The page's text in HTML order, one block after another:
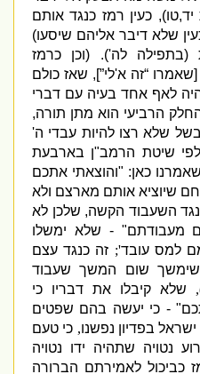
,טו),כעין רמז כנגד אותם
שלא דיבר אליהם שיסעו)
בתפילה לה'). (
וכן כרמז
“זה א לי”],שאז כולם
לאף אחד בעיה עם דברי
הרביעי הוא מתן תורה,
שלא רצו להיות עבדי ה
שיטת הרמב"ן בארבעת
כאן: "והוצאתי אתכם
שיוציא אותם מארצם ולא
השעבוד הקשה,שלכן לא
מעבודתם" - שלא ימשלו
למס עובד';זה כנגד עצם
שום המשך שעבוד
שלא קיבלו את דבריו כי
" - כי יעשה בהם שפטים
בפדיון נפשנו,כי טעם
נטויה שתהיה ידו נטויה
לאמירתם הברורה